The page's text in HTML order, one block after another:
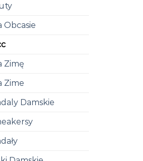
Obcasie
Zimę
Zime
Damskie